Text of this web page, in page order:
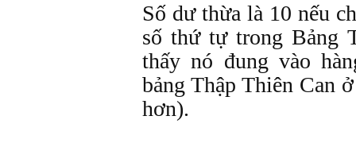
Số dư thừa là 10 nếu
số thứ tự trong Bảng
thấy nó đung vào
bảng Thập Thiên Can
hơn).